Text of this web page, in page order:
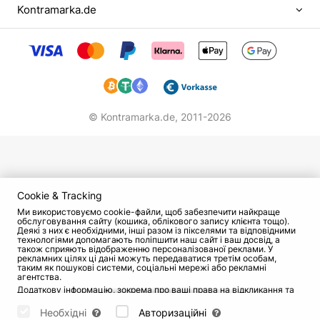
був не єдиний виш, який закінчила Кабо. Вона
також навчалася на історичному факультеті в
МДУ, а потім пройшла Вищі режисерські курси
Акторська кар'єра
У 1989 році Ольга Кабо стала дипломованою
вона зіграла дві головні ролі: в музичній картині
"Жарти в сторону" і в драмі "І повториться все".
У студентські роки вона засвітилася в таких
фільмах, як "Мільйон у шлюбному кошику", "Де
знаходиться нофелет?", "Нічний екіпаж",
"Пригоди Квентіна Дорварда, стрільця
королівської гвардії". За нею закріпився образ
романтичної і драматичної героїні, з яким вона
Kontramarka.de
© Kontramarka.de, 2011-2026
Cookie & Tracking
Ми використовуємо cookie-файли, щоб забезпечити найкраще
обслуговування сайту (кошика, облікового запису клієнта тощо).
Деякі з них є необхідними, інші разом із пікселями та відповідними
технологіями допомагають поліпшити наш сайт і ваш досвід, а
також сприяють відображенню персоналізованої реклами. У
рекламних цілях ці дані можуть передаватися третім особам,
таким як пошукові системи, соціальні мережі або рекламні
агентства.
Додаткову інформацію, зокрема про ваші права на відкликання та
Будь ласка, виберіть нижче, які куки можуть бути встановлені, і
Необхідні Авторизаційні